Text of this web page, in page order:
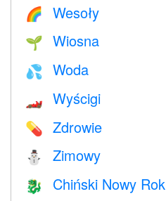
🌈 Wesoły
🌱 Wiosna
💦 Woda
🏎 Wyścigi
💊 Zdrowie
⛄ Zimowy
🐉 Chiński Nowy Rok